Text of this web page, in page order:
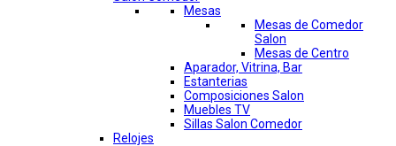
Mesas
Mesas de Comedor
Salon
Mesas de Centro
Aparador, Vitrina, Bar
Estanterias
Composiciones Salon
Muebles TV
Sillas Salon Comedor
Relojes